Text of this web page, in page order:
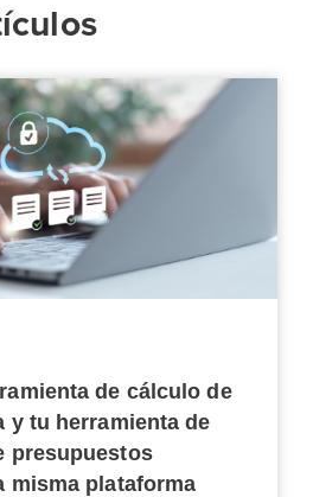
de cálculo de
y tu herramienta de
presupuestos
misma plataforma